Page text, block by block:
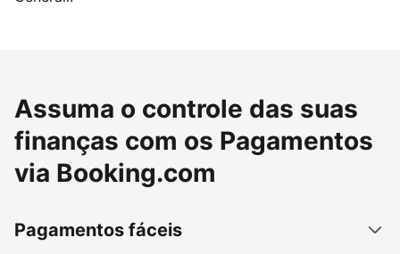
Assuma o controle das suas
finanças com os Pagamentos
via Booking.com
Pagamentos fáceis